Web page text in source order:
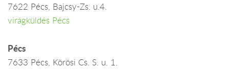
7622 Pécs, Bajcsy-Zs. u.4.
virágküldés Pécs
Pécs
7633 Pécs, Körösi Cs. S. u. 1.